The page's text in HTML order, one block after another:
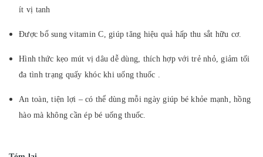
ít vị tanh
Được bổ sung vitamin C, giúp tăng hiệu quả hấp thu sắt hữu cơ.
Hình thức kẹo mút vị dâu dễ dùng, thích hợp với trẻ nhỏ, giảm tối
đa tình trạng quấy khóc khi uống thuốc .
An toàn, tiện lợi – có thể dùng mỗi ngày giúp bé khỏe mạnh, hồng
hào mà không cần ép bé uống thuốc.